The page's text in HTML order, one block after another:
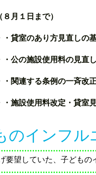
月１日まで）
貸室のあり方見直しの
公の施設使用料の見直
関連する条例の一斉改
施設使用料改定・貸室
のインフ
要望していた、子どもの